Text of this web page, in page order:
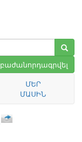
բաժանորդագրվել
ՄԵՐ
ՄԱՍԻՆ